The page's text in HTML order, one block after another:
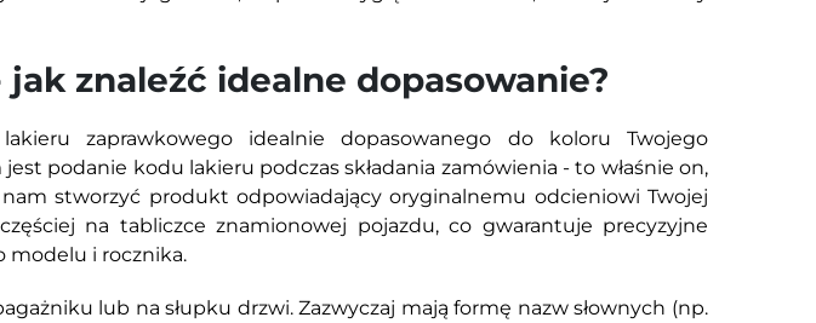
znaleźć idealne dopasowanie?
zaprawkowego idealnie dopasowanego do koloru Twojego
podanie kodu lakieru podczas składania zamówienia - to właśnie on,
stworzyć produkt odpowiadający oryginalnemu odcieniowi Twojej
na tabliczce znamionowej pojazdu, co gwarantuje precyzyjne
modelu i rocznika.
lub na słupku drzwi. Zazwyczaj mają formę nazw słownych (np.